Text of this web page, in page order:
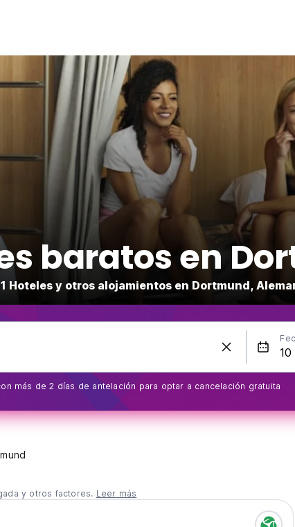
baratos en
1 Hoteles y otros alojamientos en Dortmund,
más de 2 días de antelación para optar a cancelación gratuita
y otros factores. Leer más